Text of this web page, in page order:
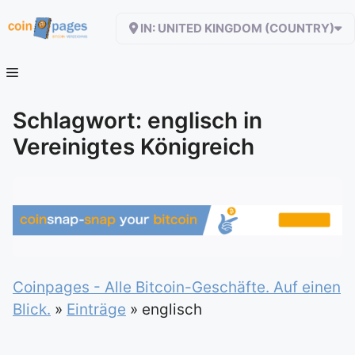
Inhalt
IN: UNITED KINGDOM (COUNTRY)
Schlagwort: englisch in
Vereinigtes Königreich
Coinpages - Alle Bitcoin-Geschäfte. Auf einen
Blick. » Einträge » englisch